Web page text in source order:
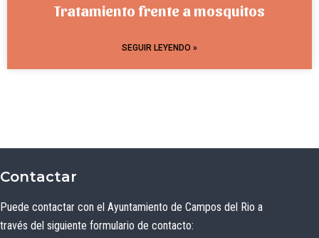
Tratamiento frente a mosquitos
SEGUIR LEYENDO »
Contactar
Puede contactar con el Ayuntamiento de Campos del Rio a
través del siguiente formulario de contacto: